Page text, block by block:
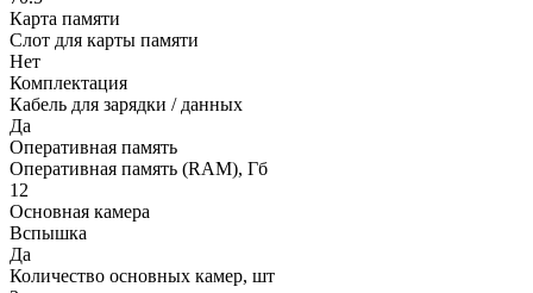
Карта памяти
Слот для карты памяти
Нет
Комплектация
Кабель для зарядки / данных
Да
Оперативная память
Оперативная память (RAM), Гб
12
Основная камера
Вспышка
Да
Количество основных камер, шт